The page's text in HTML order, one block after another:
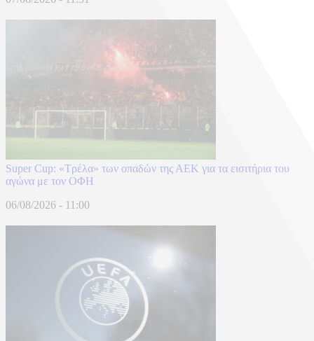
Super Cup: «Τρέλα» των οπαδών της ΑΕΚ για τα εισιτήρια του
αγώνα με τον ΟΦΗ
06/08/2026 - 11:00